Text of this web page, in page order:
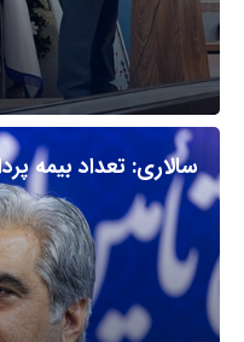
سالاری: تعداد بیمه